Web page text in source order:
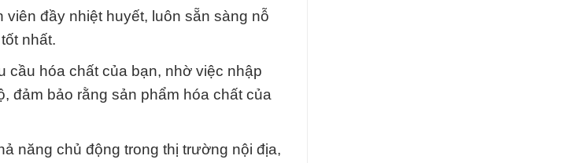
đầy nhiệt huyết, luôn sẵn sàng nỗ
nhất.
cầu hóa chất của bạn, nhờ việc nhập
đảm bảo rằng sản phẩm hóa chất của
năng chủ động trong thị trường nội địa,